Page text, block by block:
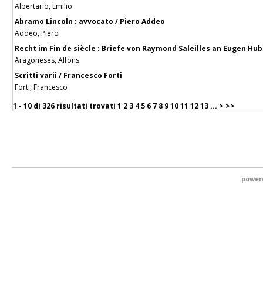
Albertario, Emilio
Abramo Lincoln : avvocato / Piero Addeo
Addeo, Piero
Recht im Fin de siècle : Briefe von Raymond Saleilles an Eugen
Aragoneses, Alfons
Scritti varii / Francesco Forti
Forti, Francesco
1 - 10 di 326 risultati trovati 1 2 3 4 5 6 7 8 91011 1213 ... > >>